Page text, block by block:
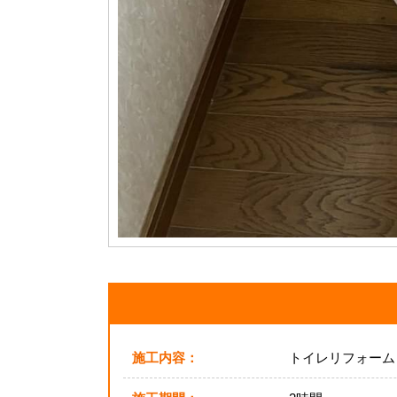
施工内容： トイレリフォーム